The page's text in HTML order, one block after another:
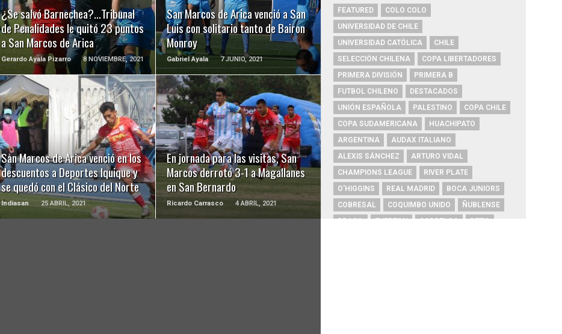
¿Se salvó Barnechea?…Tribunal
de Penalidades le quitó 23 puntos
a San Marcos de Arica
Gerardo Ayala Pizarro 8 NOVIEMBRE, 2021
San Marcos de Arica venció a San
Luis con solitario tanto de Bairon
Monroy
Gabriel Ayala 7 JUNIO, 2021
San Marcos de Arica venció en los
descuentos a Deportes Iquique y
se quedó con el Clásico del Norte
Indiasan 25 ABRIL, 2021
LEER MÁS
En jornada para las visitas, San
Marcos derrotó 3-1 a Magallanes
en San Bernardo
Ricardo Carrasco 4 ABRIL, 2021
LEER MÁS
FEATURED
COLO COLO
UNIVERSIDAD DE CHILE
UNIVERSIDAD CATÓLICA
CHILE
SELECCIÓN CHILENA
COPA LIBERTADORES
PRIMERA DIVISIÓN
PRIMERA B
FUTBOL CHILENO
DESTACADOS
UNIÓN ESPAÑOLA
PALESTINO
COPA CHILE
COPA SUDAMERICANA
HUACHIPATO
ARGENTINA
AUDAX ITALIANO
ALEXIS SÁNCHEZ
ARTURO VIDAL
CHAMPIONS LEAGUE
RIVER PLATE
O'HIGGINS
REAL MADRID
BOCA JUNIORS
COBRESAL
COQUIMBO UNIDO
ÑUBLENSE
BRASIL
EVERTON COBRELOA
BETIS